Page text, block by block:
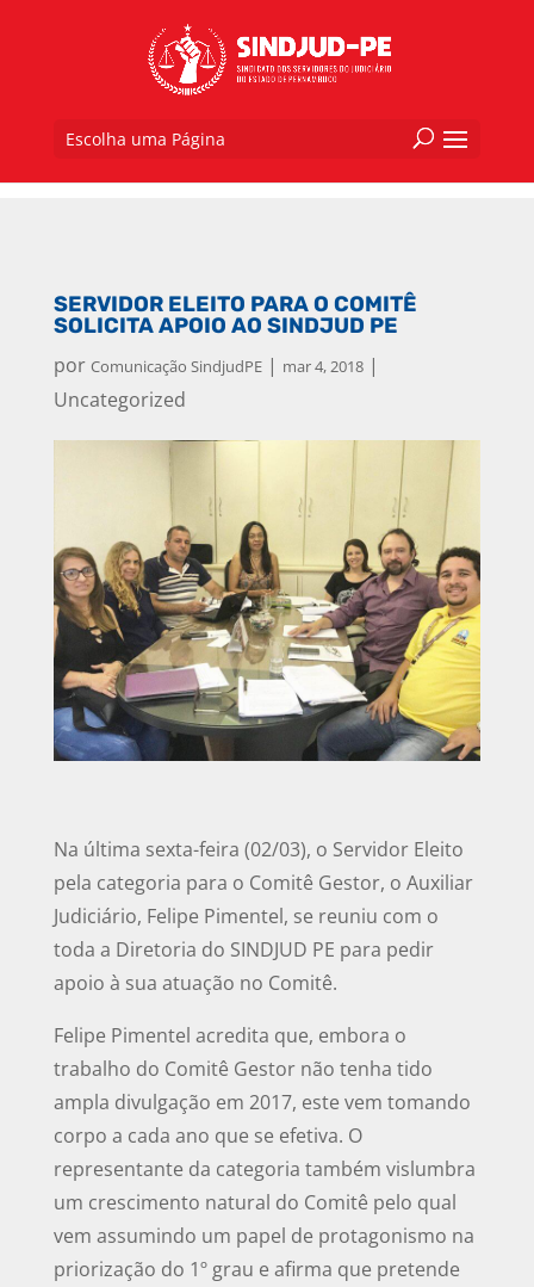
Escolha uma Página
SERVIDOR ELEITO PARA O COMITÊ
SOLICITA APOIO AO SINDJUD PE
por Comunicação SindjudPE| mar 4, 2018|
Uncategorized
Na última sexta-feira (02/03), o Servidor Eleito
pela categoria para o Comitê Gestor, o Auxiliar
Judiciário, Felipe Pimentel, se reuniu com o
toda a Diretoria do SINDJUD PE para pedir
apoio à sua atuação no Comitê.
Felipe Pimentel acredita que, embora o
trabalho do Comitê Gestor não tenha tido
ampla divulgação em 2017, este vem tomando
corpo a cada ano que se efetiva. O
representante da categoria também vislumbra
um crescimento natural do Comitê pelo qual
vem assumindo um papel de protagonismo na
priorização do 1º grau e afirma que pretende